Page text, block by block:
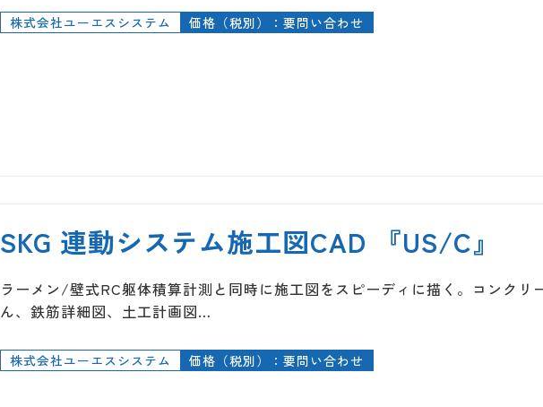
株式会社ユーエスシステム 価格（税別）：要問い合わせ
SKG 連動システム施工図CAD 『US/C』
ラーメン/壁式RC躯体積算計測と同時に施工図をスピーディに描く。コンクリ
ん、鉄筋詳細図、土工計画図…
株式会社ユーエスシステム 価格（税別）：要問い合わせ